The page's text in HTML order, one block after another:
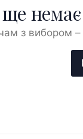
ще
з вибором